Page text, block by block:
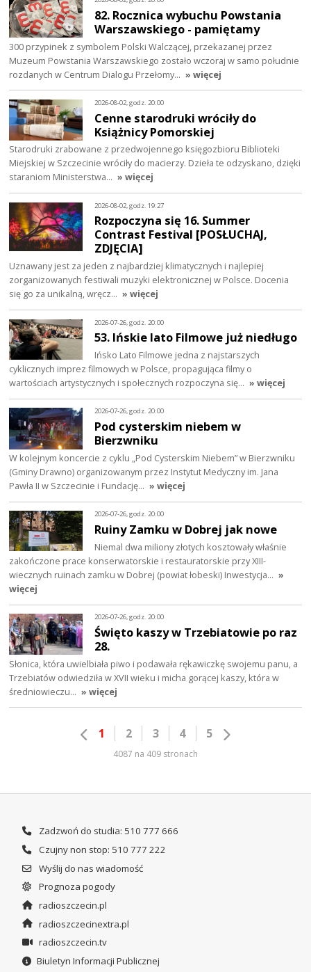
82. Rocznica wybuchu Powstania
Warszawskiego - pamiętamy
300 przypinek z symbolem Polski Walczącej, przekazanej przez
Muzeum Powstania Warszawskiego zostało wczoraj w samo południe
rozdanych w Centrum Dialogu Przełomy… » więcej
2026-08-02, godz. 20:00
Cenne starodruki wróciły do
Książnicy Pomorskiej
Starodruki zrabowane z przedwojennego księgozbioru Biblioteki
Miejskiej w Szczecinie wróciły do macierzy. Dzieła te odzyskano, dzięki
staraniom Ministerstwa… » więcej
2026-08-02, godz. 19:27
Rozpoczyna się 16. Summer
Contrast Festival [POSŁUCHAJ,
ZDJĘCIA]
Uznawany jest za jeden z najbardziej klimatycznych i najlepiej
zorganizowanych festiwali muzyki elektronicznej w Polsce. Docenia
się go za unikalną, wręcz… » więcej
2026-07-26, godz. 20:00
53. Ińskie lato Filmowe już niedługo
Ińsko Lato Filmowe jedna z najstarszych
cyklicznych imprez filmowych w Polsce, propagująca filmy o
wartościach artystycznych i społecznych rozpoczyna się… » więcej
2026-07-26, godz. 20:00
Pod cysterskim niebem w
Bierzwniku
W kolejnym koncercie z cyklu „Pod Cysterskim Niebem” w Bierzwniku
(Gminy Drawno) organizowanym przez Instytut Medyczny im. Jana
Pawła II w Szczecinie i Fundację… » więcej
2026-07-26, godz. 20:00
Ruiny Zamku w Dobrej jak nowe
Niemal dwa miliony złotych kosztowały właśnie
zakończone prace konserwatorskie i restauratorskie przy XIII-
wiecznych ruinach zamku w Dobrej (powiat łobeski) Inwestycja… »
więcej
2026-07-26, godz. 20:00
Święto kaszy w Trzebiatowie po raz
28.
Słonica, która uwielbiała piwo i podawała rękawiczkę swojemu panu, a
Trzebiatów odwiedziła w XVII wieku i micha gorącej kaszy, która w
średniowieczu… » więcej
1 2 3 4 5
4087 na 409 stronach
Zadzwoń do studia: 510 777 666
Czujny non stop: 510 777 222
Wyślij do nas wiadomość
Prognoza pogody
radioszczecin.pl
radioszczecinextra.pl
radioszczecin.tv
Biuletyn Informacji Publicznej